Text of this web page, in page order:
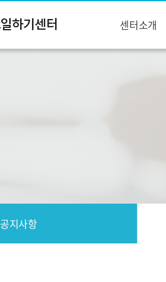
센터소개
공지사항